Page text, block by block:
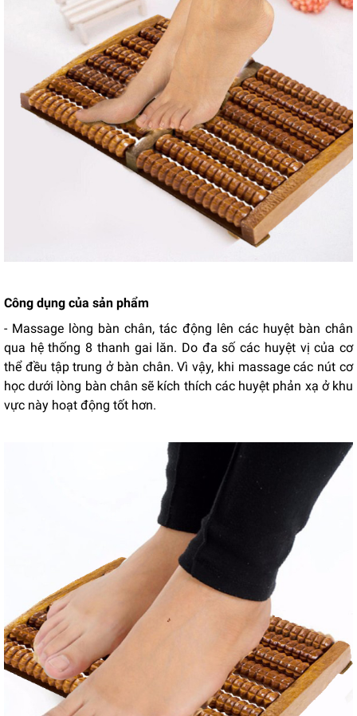
Công dụng của sản phẩm
- Massage lòng bàn chân, tác động lên các huyệt bàn chân
qua hệ thống 8 thanh gai lăn. Do đa số các huyệt vị của cơ
thể đều tập trung ở bàn chân. Vì vậy, khi massage các nút cơ
học dưới lòng bàn chân sẽ kích thích các huyệt phản xạ ở khu
vực này hoạt động tốt hơn.